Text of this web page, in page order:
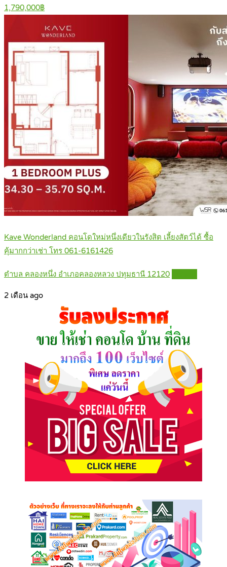
1,790,000฿
Kave Wonderland คอนโดใหม่หนึ่งเดียวในรังสิต เลี้ยงสัตว์ได้ ซื้อ
คุ้มากกว่าเช่า โทร 061-6161426
ตำบล คลองหนึ่ง อำเภอคลองหลวง ปทุมธานี 12120
2 เดือน ago